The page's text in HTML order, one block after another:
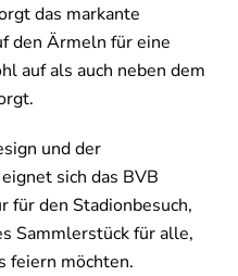
das markante
den Ärmeln für eine
auf als auch neben dem
und der
sich das BVB
für den Stadionbesuch,
Sammlerstück für alle,
feiern möchten.